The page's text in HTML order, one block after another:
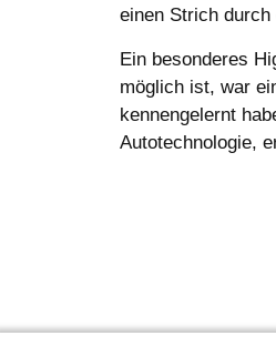
einen Strich
Ein besonderes
möglich ist, war
kennengelernt
Autotechnologie,